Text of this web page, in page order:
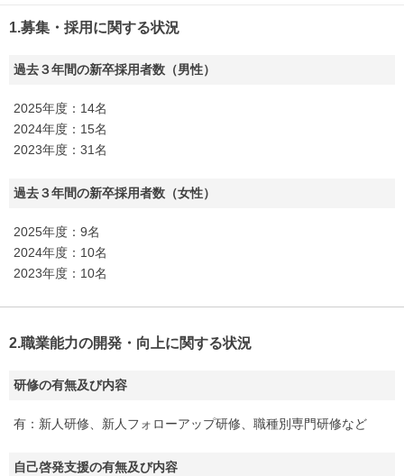
1.募集・採用に関する状況
過去３年間の新卒採用者数（男性）
2025年度：14名
2024年度：15名
2023年度：31名
過去３年間の新卒採用者数（女性）
2025年度：9名
2024年度：10名
2023年度：10名
2.職業能力の開発・向上に関する状況
研修の有無及び内容
有：新人研修、新人フォローアップ研修、職種別専門研修など
自己啓発支援の有無及び内容